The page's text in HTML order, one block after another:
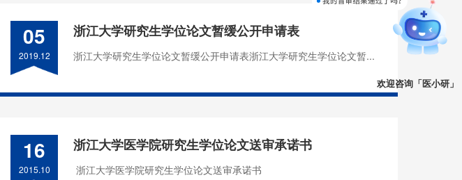
05
2019.12
浙江大学研究生学位论文暂缓公开申请表
浙江大学研究生学位论文暂缓公开申请表浙江大学研究生学位论文暂...
16
2015.10
浙江大学医学院研究生学位论文送审承诺书
浙江大学医学院研究生学位论文送审承诺书
欢迎咨询「医小研」